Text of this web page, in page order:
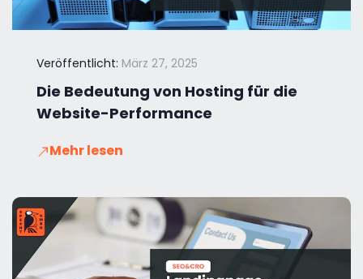
Veröffentlicht: März 27, 2025
Die Bedeutung von Hosting für die
Website-Performance
Mehr lesen